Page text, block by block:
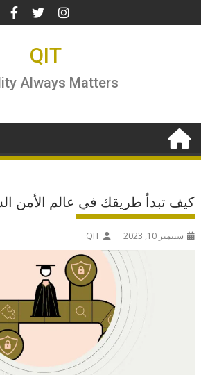
to
QIT
Always Matters
كيف تبدأ طريقك في عالم الأمن
سبتمبر 10, 2023 QIT